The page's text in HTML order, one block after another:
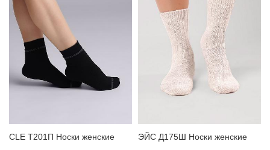
CLE Т201П Носки женские ЭЙС Д175Ш Носки женские